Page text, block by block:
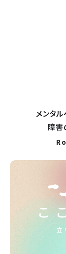
メンタ
障害